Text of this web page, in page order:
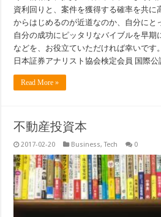
資利回りと、案件を獲得する確率を共に
からはじめるのが近道なのか、自分にと
自分の成功にピッタリなバイブルを早期
などを、お役立ていただければ幸いで
日本証券アナリスト協会検定会員 国際公
Read More »
不動産投資本
2017-02-20 Business,Tech 0